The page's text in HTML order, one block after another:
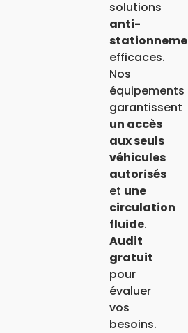
solutions
anti-
efficaces.
Nos
équipements
garantissent
un accès
aux seuls
véhicules
autorisés
et une
circulation
fluide.
Audit
gratuit
pour
évaluer
vos
besoins.